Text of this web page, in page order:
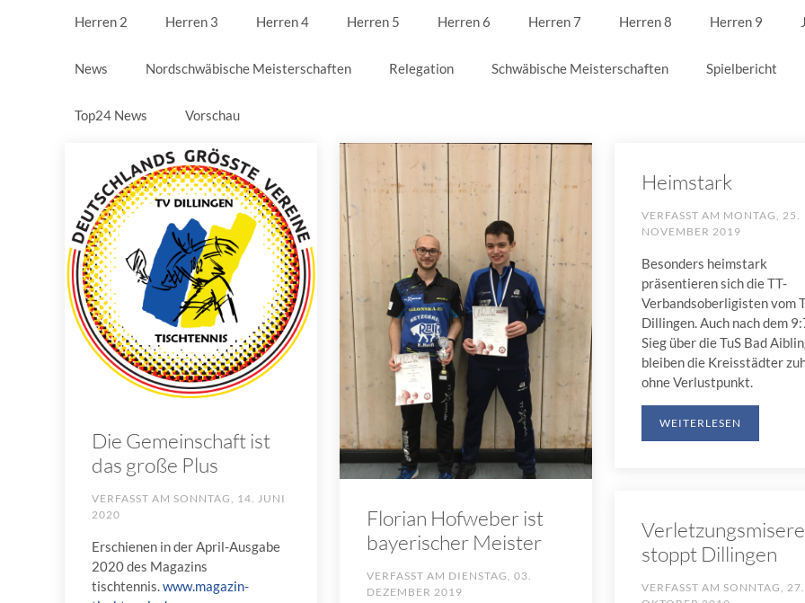
Herren 2 Herren 3 Herren 4 Herren 5 Herren 6 Herren 7 Herren 8 Herren 9
News Nordschwäbische Meisterschaften Relegation Schwäbische Meisterschaften Spielbericht
Top24 News Vorschau
Die Gemeinschaft ist
das große Plus
VERFASST AM SONNTAG, 14. JUNI
2020
Erschienen in der April-Ausgabe
2020 des Magazins
tischtennis.www.magazin-
Florian Hofweber ist
bayerischer Meister
VERFASST AM DIENSTAG, 03.
DEZEMBER 2019
Heimstark
VERFASST AM MONTAG, 25.
NOVEMBER 2019
Besonders heimstark
präsentieren sich die TT-
Verbandsoberligisten vom
Dillingen. Auch nach dem
Sieg über die TuS Bad
bleiben die Kreisstädter
ohne Verlustpunkt.
WEITERLESEN
Verletzungsmisere
stoppt Dillingen
VERFASST AM SONNTAG, 27.